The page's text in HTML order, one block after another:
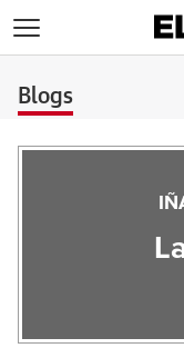
Blogs